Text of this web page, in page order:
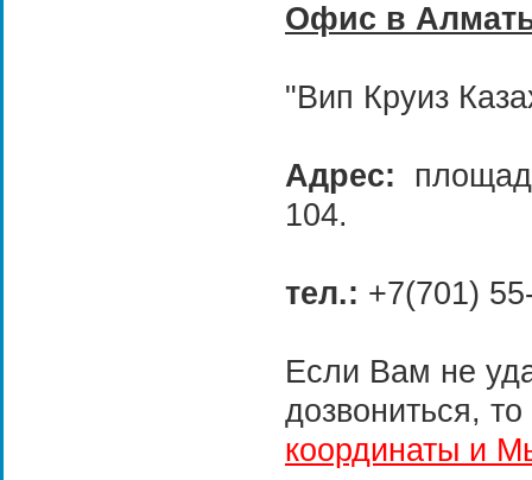
Офис в
"Вип Круиз
Адрес:
104.
тел.: +7(701)
Если Вам не
дозвониться, то
координаты и